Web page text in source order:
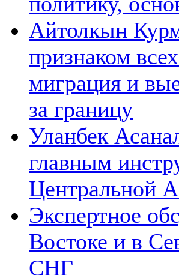
Айтолкын
признаком
миграция и
за границу
Уланбек
главным
Центральной
Экспертное
Востоке и в
СНГ